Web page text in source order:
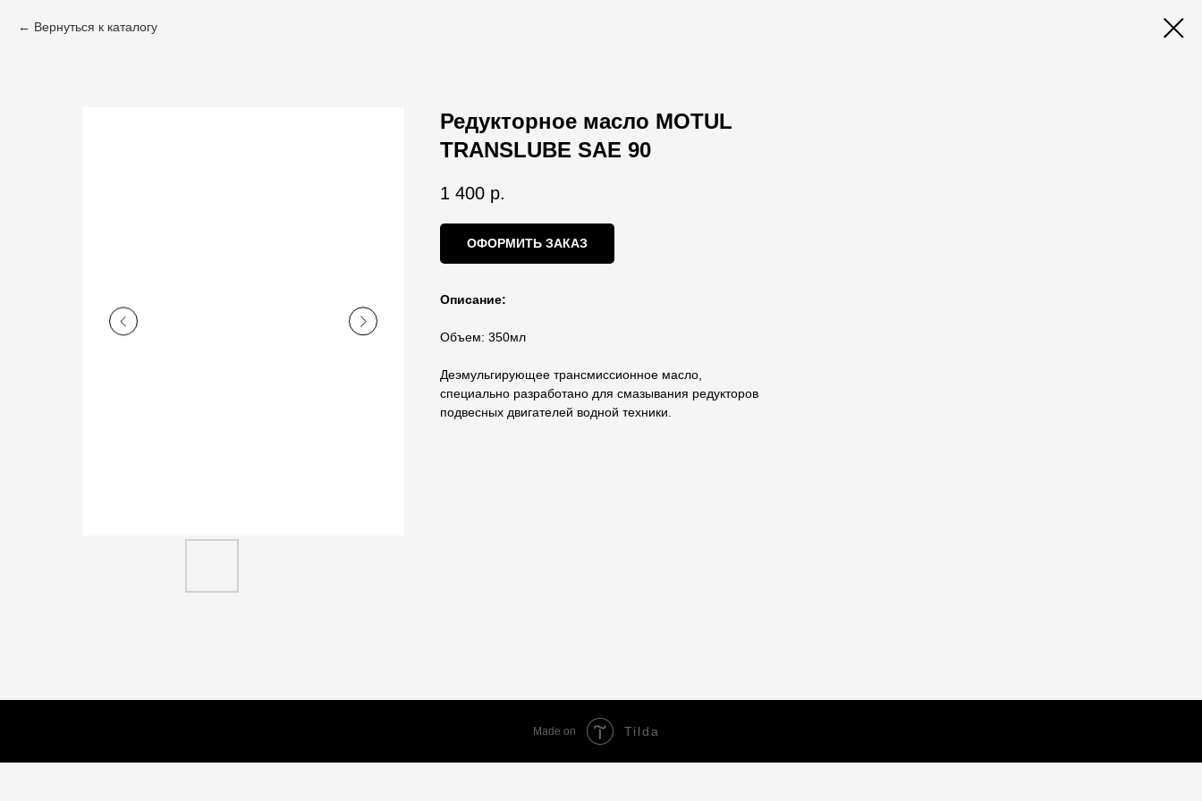
Вернуться к каталогу
Редукторное масло MOTUL
TRANSLUBE SAE 90
1 400 р.
ОФОРМИТЬ ЗАКАЗ
Описание:
Объем: 350мл
Деэмульгирующее трансмиссионное масло,
специально разработано для смазывания редукторов
подвесных двигателей водной техники.
Made on Tilda